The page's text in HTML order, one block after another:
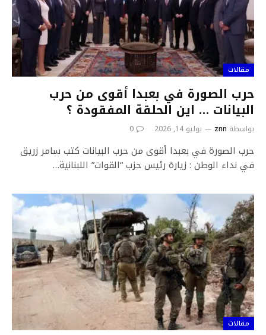
مقالات
حرب الصورة في بعبدا أقوى من حرب
البيانات … اين الحلقة المفقودة ؟
بواسطة znn يوليو 14, 2026 0
حرب الصورة في بعبدا أقوى من حرب البيانات كتب سامر زريق
في نداء الوطن : زيارة رئيس حزب “القوات” اللبنانية…
مقالات